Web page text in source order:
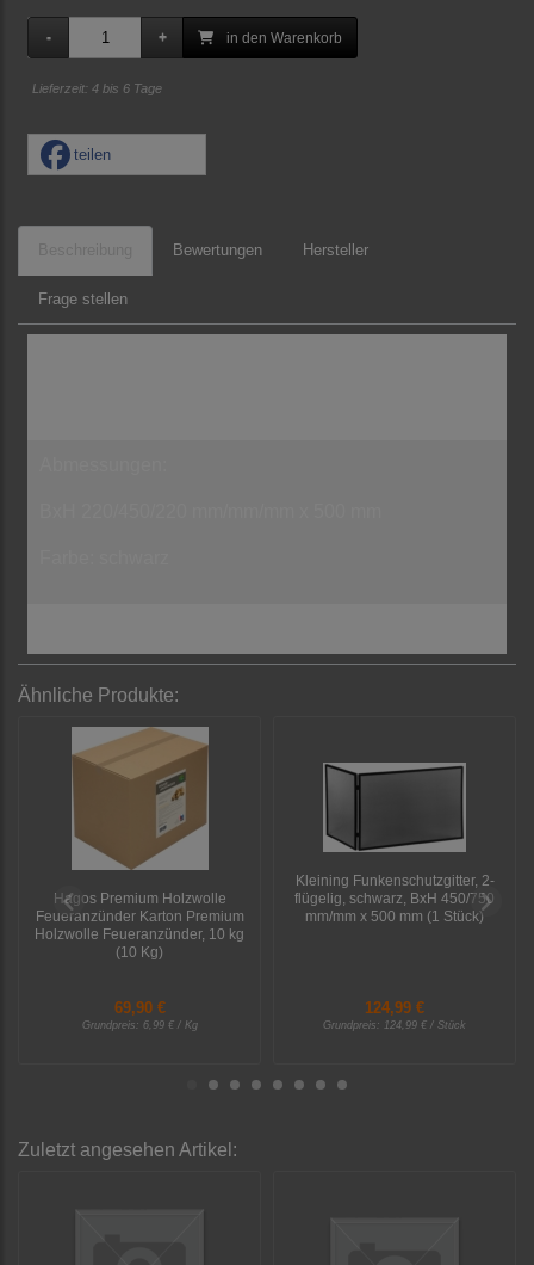
in den Warenkorb
Lieferzeit: 4 bis 6 Tage
teilen
Bewertungen Hersteller
Frage stellen
Ähnliche Produkte:
Hagos Premium Holzwolle
Feueranzünder Karton Premium
Holzwolle Feueranzünder, 10 kg
(10 Kg)
69,90 €
Grundpreis: 6,99 € / Kg
Kleining Funkenschutzgitter, 2-
flügelig, schwarz, BxH 450/750
mm/mm x 500 mm (1 Stück)
124,99 €
Grundpreis: 124,99 € / Stück
Zuletzt angesehen Artikel: